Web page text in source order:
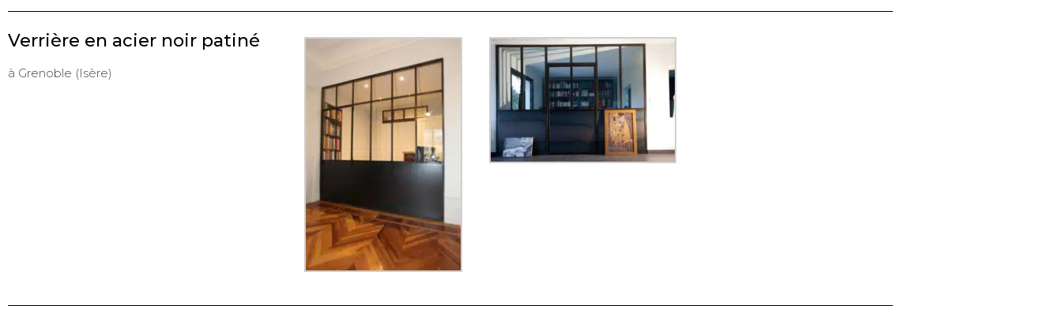
Verrière en acier noir patiné
à Grenoble (Isère)